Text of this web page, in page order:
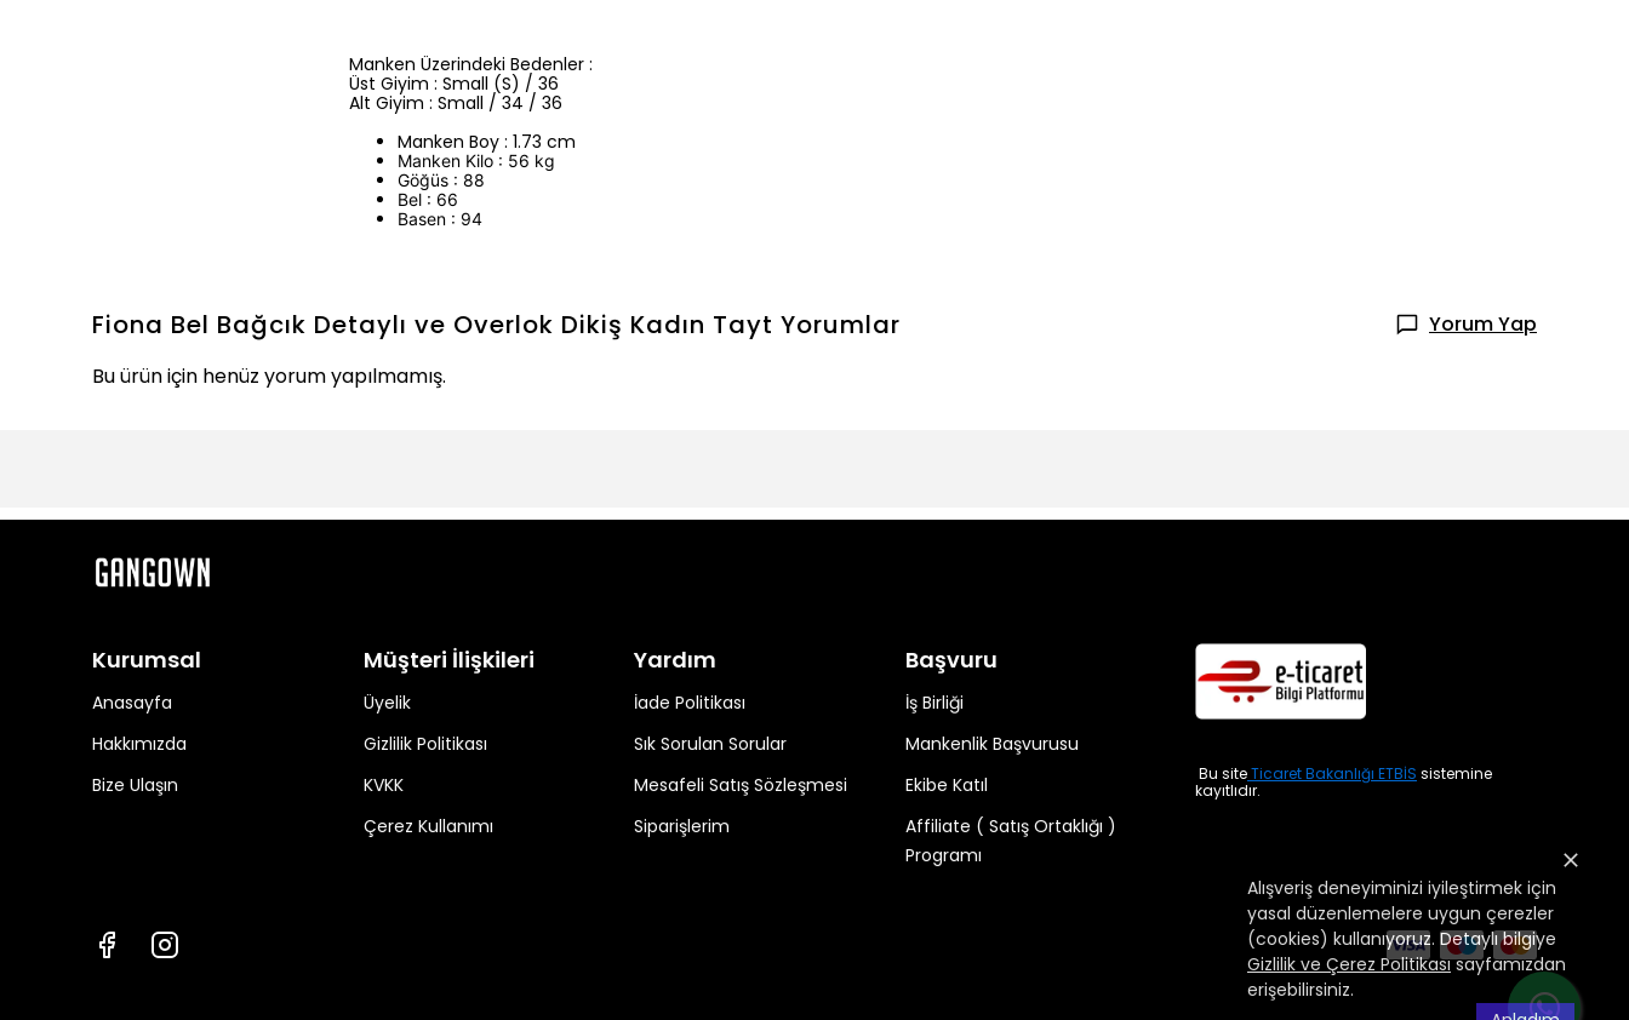
Alışveriş deneyiminizi iyileştirmek için
yasal düzenlemelere uygun çerezler
(cookies) kullanıyoruz. Detaylı bilgiye
Gizlilik ve Çerez Politikasısayfamızdan
erişebilirsiniz.
Manken Üzerindeki Bedenler :
Üst Giyim : Small (S) / 36
Alt Giyim : Small / 34 / 36
Manken Boy : 1.73 cm
Manken Kilo : 56 kg
Göğüs : 88
Bel : 66
Basen : 94
Fiona Bel Bağcık Detaylı ve Overlok Dikiş Kadın Tayt Yorumlar
Yorum Yap
Bu ürün için henüz yorum yapılmamış.
Kurumsal
Anasayfa
Hakkımızda
Bize Ulaşın
Müşteri İlişkileri
Üyelik
Gizlilik Politikası
KVKK
Çerez Kullanımı
Yardım
İade Politikası
Sık Sorulan Sorular
Mesafeli Satış Sözleşmesi
Siparişlerim
Başvuru
İş Birliği
Mankenlik Başvurusu
Ekibe Katıl
Affiliate ( Satış Ortaklığı )
Programı
Bu siteTicaret Bakanlığı ETBİS sistemine
kayıtlıdır.